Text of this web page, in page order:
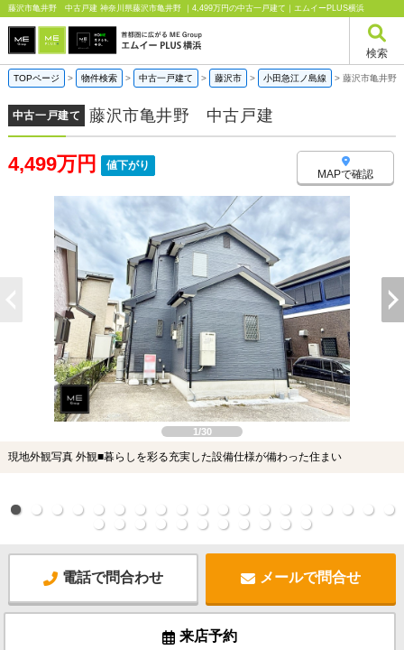
藤沢市亀井野 中古戸建 神奈川県藤沢市亀井野 ｜4,499万円の中古一戸建て｜エムイーPLUS横浜
検索
TOPページ > 物件検索 > 中古一戸建て > 藤沢市 > 小田急江ノ島線 > 藤沢市亀井野
中古一戸建て 藤沢市亀井野 中古戸建
4,499万円 値下がり
MAPで確認
1/30
現地外観写真 外観■暮らしを彩る充実した設備仕様が備わった住まい
電話で問合わせ メールで問合せ
来店予約